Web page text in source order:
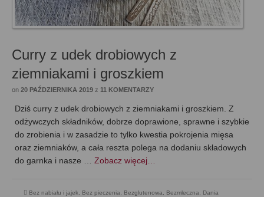
Curry z udek drobiowych z
ziemniakami i groszkiem
on 20 PAŹDZIERNIKA 2019 z 11 KOMENTARZY
Dziś curry z udek drobiowych z ziemniakami i groszkiem. Z
odżywczych składników, dobrze doprawione, sprawne i szybkie
do zrobienia i w zasadzie to tylko kwestia pokrojenia mięsa
oraz ziemniaków, a cała reszta polega na dodaniu składowych
do garnka i nasze … Zobacz więcej…
Bez nabiału i jajek Bez pieczenia Bezglutenowa Bezmleczna Dania